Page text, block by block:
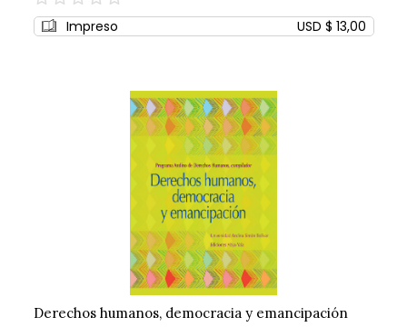
0%
Impreso USD $ 13,00
Derechos humanos, democracia y emancipación